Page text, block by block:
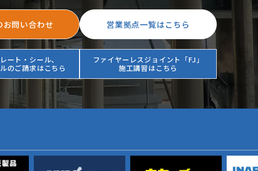
問い合わせ 営業拠点一覧はこちら
ート・シール、
のご請求はこちら
ファイヤーレスジョイント「FJ」
施工講習はこちら